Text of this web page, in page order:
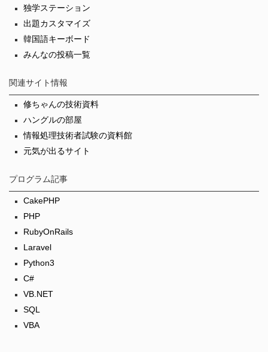
独学ステーション
出題カスタマイズ
韓国語キーボード
みんなの投稿一覧
関連サイト情報
修ちゃんの技術資料
ハングルの部屋
情報処理技術者試験の資料館
元気が出るサイト
プログラム記事
CakePHP
PHP
RubyOnRails
Laravel
Python3
C#
VB.NET
SQL
VBA